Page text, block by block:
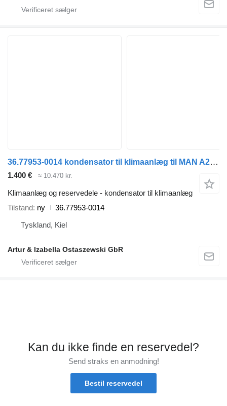
36.77953-0014 kondensator til klimaanlæg til MAN A20 bus
1.400 € ≈ 10.470 kr.
Klimaanlæg og reservedele - kondensator til klimaanlæg
Tilstand ny
36.77953-0014
Tyskland, Kiel
Artur & Izabella Ostaszewski GbR
Kan du ikke finde en reservedel?
Send straks en anmodning!
Bestil reservedel